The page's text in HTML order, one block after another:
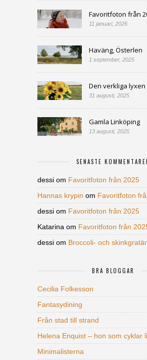
Favoritfoton från
11 januari, 2026
Haväng, Österlen
1 september, 2025
Den verkliga lyxen
31 augusti, 2025
Gamla Linköping
13 augusti, 2025
SENASTE
dessi om Favoritfoton från 2025
Hannas krypin om Favoritfoton
dessi om Favoritfoton från 2025
Katarina om Favoritfoton från
dessi om Broccoli- och
BRA BLOGGAR
Cecilia Folkesson
Fantasydining
Från stad till strand
Helena Enquist – hon som cyklar
Minimalisterna